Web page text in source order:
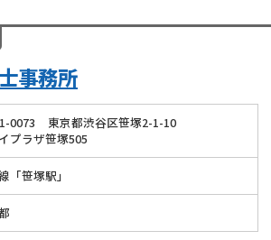
事務所
-0073
東京都渋谷区笹塚2-1-10
プラザ笹塚505
「笹塚駅」